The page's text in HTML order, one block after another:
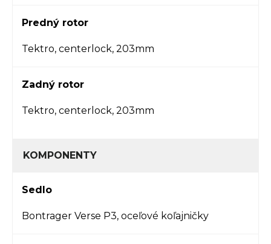
Predný rotor
Tektro, centerlock, 203mm
Zadný rotor
Tektro, centerlock, 203mm
KOMPONENTY
Sedlo
Bontrager Verse P3, oceľové koľajničky